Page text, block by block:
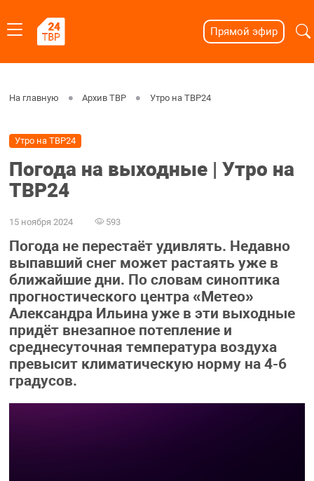
Прямой эфир
На главную Архив ТВР Утро на ТВР24
Утро на ТВР24
Погода на выходные | Утро на
ТВР24
15 ноября 2024 593
Погода не перестаёт удивлять. Недавно
выпавший снег может растаять уже в
ближайшие дни. По словам синоптика
прогностического центра «Метео»
Александра Ильина уже в эти выходные
придёт внезапное потепление и
среднесуточная температура воздуха
превысит климатическую норму на 4-6
градусов.